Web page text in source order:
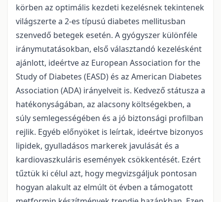
körben az optimális kezdeti kezelésnek tekintenek
világszerte a 2-es típusú diabetes mellitusban
szenvedő betegek esetén. A gyógyszer különféle
iránymutatásokban, első választandó kezelésként
ajánlott, ideértve az European Association for the
Study of Diabetes (EASD) és az American Diabetes
Association (ADA) irányelveit is. Kedvező státusza a
hatékonyságában, az alacsony költségekben, a
súly semlegességében és a jó biztonsági profilban
rejlik. Egyéb előnyöket is leírtak, ideértve bizonyos
lipidek, gyulladásos markerek javulását és a
kardiovaszkuláris események csökkentését. Ezért
tűztük ki célul azt, hogy megvizsgáljuk pontosan
hogyan alakult az elmúlt öt évben a támogatott